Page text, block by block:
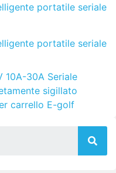
portatile seriale
portatile seriale
10A-30A Seriale
sigillato
carrello E-golf